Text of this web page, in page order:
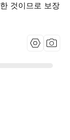
것이므로 보장